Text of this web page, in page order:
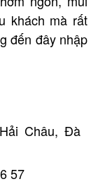
khách mà rất
đến đây nhập
Châu, Đà
57